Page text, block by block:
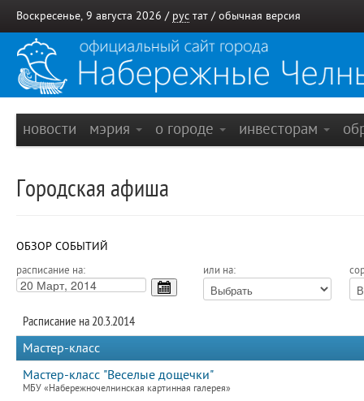
Воскресенье, 9 августа 2026 / рус тат / обычная версия
новости мэрия о городе инвесторам
Городская афиша
ОБЗОР СОБЫТИЙ
расписание на: или на:
Расписание на 20.3.2014
Мастер-класс
Мастер-класс "Веселые дощечки"
МБУ «Набережночелнинская картинная галерея»